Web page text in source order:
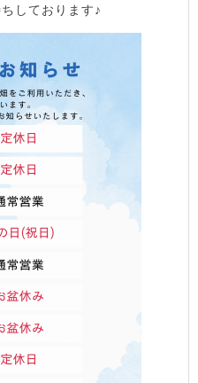
しております♪